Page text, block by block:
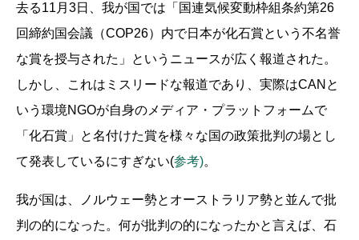
去る11月3日、我が国では「国連気候変動枠組条約第26
回締約国会議（COP26）内で日本が化石賞という不名誉
な賞を授与された」というニュースが広く報道された。
しかし、これはミスリードな報道であり、実際はCANと
いう環境NGOが自身のメディア・プラットフォームで
「化石賞」と名付けた賞を様々な国の政策批判の場とし
て発表しているにすぎない(参考)。
我が国は、ノルウェー勢とオーストラリア勢と並んで批
判の的になった。何が批判の的になったかと言えば、石